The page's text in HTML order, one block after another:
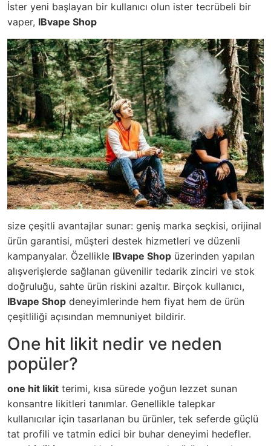
İster yeni başlayan bir kullanıcı olun ister tecrübeli bir
vaper, IBvape Shop
size çeşitli avantajlar sunar: geniş marka seçkisi, orijinal
ürün garantisi, müşteri destek hizmetleri ve düzenli
kampanyalar. Özellikle IBvape Shop üzerinden yapılan
alışverişlerde sağlanan güvenilir tedarik zinciri ve stok
doğruluğu, sahte ürün riskini azaltır. Birçok kullanıcı,
IBvape Shop deneyimlerinde hem fiyat hem de ürün
çeşitliliği açısından memnuniyet bildirir.
One hit likit nedir ve neden
popüler?
one hit likit terimi, kısa sürede yoğun lezzet sunan
konsantre likitleri tanımlar. Genellikle talepkar
kullanıcılar için tasarlanan bu ürünler, tek seferde güçlü
tat profili ve tatmin edici bir buhar deneyimi hedefler.